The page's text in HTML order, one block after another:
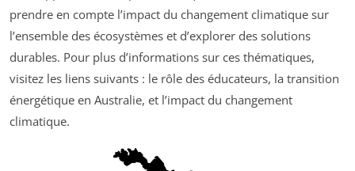
prendre en compte l’impact du changement climatique sur
l’ensemble des écosystèmes et d’explorer des solutions
durables. Pour plus d’informations sur ces thématiques,
visitez les liens suivants : le rôle des éducateurs, la transition
énergétique en Australie, et l’impact du changement
climatique.